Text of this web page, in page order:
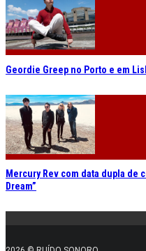
Geordie Greep no Porto e em
Mercury Rev com data dupla de
Dream”